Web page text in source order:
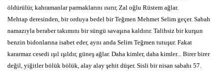
öldürülür, kahramanlar parmaklarını ısırır, Zal oğlu Rüstem ağlar.
Mehtap deresinden, bir orduya bedel bir Teğmen Mehmet Selim geçer. Sabah
namazıyla beraber takımını bir süngü savaşına kaldırır. Talihsiz bir kurşun
benzin bidonlarına isabet eder, aynı anda Selim Teğmen tutuşur. Fakat
kararmaz cesedi ışıl ışıldır, güneş ağlar. Daha kimler, daha kimler... Birer birer
değil, yiğitler bölük bölük, alay alay şehit düşer. Sisli bir nisan sabahı 57.